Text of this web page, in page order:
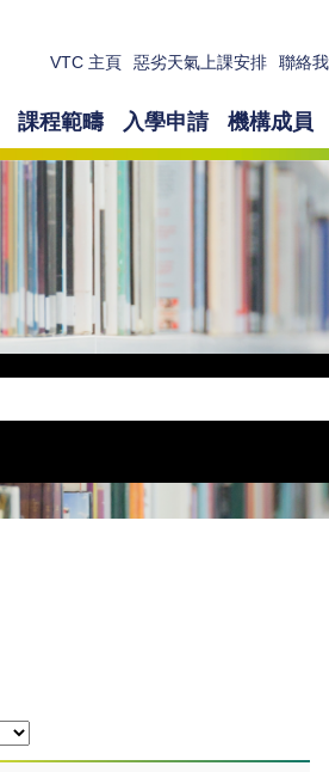
VTC 主頁 惡劣天氣上課安排 聯絡
課程範疇 入學申請 機構成員